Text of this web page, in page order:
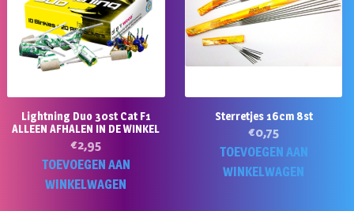
Lightning Duo 30st Cat F1
ALLEEN AFHALEN IN DE WINKEL
€2,95
TOEVOEGEN AAN
WINKELWAGEN
Sterretjes 16cm 8st
€0,75
TOEVOEGEN AAN
WINKELWAGEN